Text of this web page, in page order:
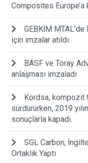
Composites Europe’a
GEBKİM
için imzalar atıldı
BASF ve Toray
anlaşması imzaladı
Kordsa, kompozit
sürdürürken, 2019
sonuçlarla kapadı.
SGL Carbon,
Ortaklık Yaptı